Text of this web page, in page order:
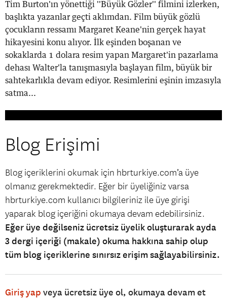
Tim Burton'ın yönettiği ''Büyük Gözler'' filmini izlerken,
başlıkta yazanlar geçti aklımdan. Film büyük gözlü
çocukların ressamı Margaret Keane'nin gerçek hayat
hikayesini konu alıyor. İlk eşinden boşanan ve
sokaklarda 1 dolara resim yapan Margaret'in pazarlama
dehası Walter'la tanışmasıyla başlayan film, büyük bir
sahtekarlıkla devam ediyor. Resimlerini eşinin imzasıyla
satma...
Blog Erişimi
Blog içeriklerini okumak için hbrturkiye.com’a üye
olmanız gerekmektedir. Eğer bir üyeliğiniz varsa
hbrturkiye.com kullanıcı bilgileriniz ile üye girişi
yaparak blog içeriğini okumaya devam edebilirsiniz.
Eğer üye değilseniz ücretsiz üyelik oluşturarak ayda
3 dergi içeriği (makale) okuma hakkına sahip olup
tüm blog içeriklerine sınırsız erişim sağlayabilirsiniz.
Giriş yap veya ücretsiz üye ol, okumaya devam et